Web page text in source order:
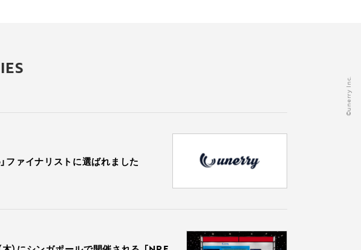
ァイナリストに選ばれました
©️unerry Inc.